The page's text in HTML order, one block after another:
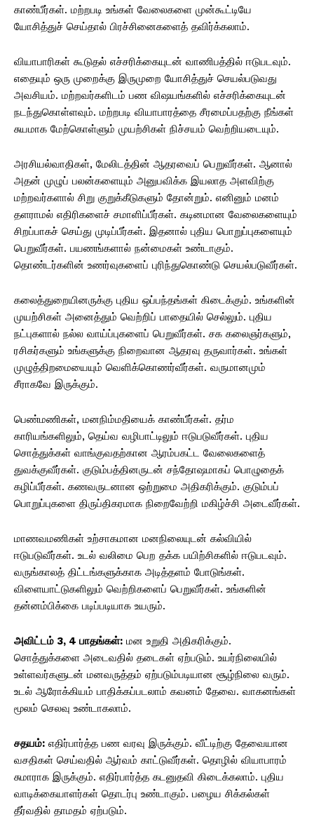
காண்பீர்கள். மற்றபடி உங்கள் வேலைகளை முன்கூட்டியே
யோசித்துச் செய்தால் பிரச்சினைகளைத் தவிர்க்கலாம்.
வியாபாரிகள் கூடுதல் எச்சரிக்கையுடன் வாணிபத்தில் ஈடுபடவும்.
எதையும் ஒரு முறைக்கு இருமுறை யோசித்துச் செயல்படுவது
அவசியம். மற்றவர்களிடம் பண விஷயங்களில் எச்சரிக்கையுடன்
நடந்துகொள்ளவும். மற்றபடி வியாபாரத்தை சீரமைப்பதற்கு நீங்கள்
சுயமாக மேற்கொள்ளும் முயற்சிகள் நிச்சயம் வெற்றியடையும்.
அரசியல்வாதிகள், மேலிடத்தின் ஆதரவைப் பெறுவீர்கள். ஆனால்
அதன் முழுப் பலன்களையும் அனுபவிக்க இயலாத அளவிற்கு
மற்றவர்களால் சிறு குறுக்கீடுகளும் தோன்றும். எனினும் மனம்
தளராமல் எதிரிகளைச் சமாளிப்பீர்கள். கடினமான வேலைகளையும்
சிறப்பாகச் செய்து முடிப்பீர்கள். இதனால் புதிய பொறுப்புகளையும்
பெறுவீர்கள். பயணங்களால் நன்மைகள் உண்டாகும்.
தொண்டர்களின் உணர்வுகளைப் புரிந்துகொண்டு செயல்படுவீர்கள்.
கலைத்துறையினருக்கு புதிய ஒப்பந்தங்கள் கிடைக்கும். உங்களின்
முயற்சிகள் அனைத்தும் வெற்றிப் பாதையில் செல்லும். புதிய
நட்புகளால் நல்ல வாய்ப்புகளைப் பெறுவீர்கள். சக கலைஞர்களும்,
ரசிகர்களும் உங்களுக்கு நிறைவான ஆதரவு தருவார்கள். உங்கள்
முழுத்திறமையையும் வெளிக்கொணர்வீர்கள். வருமானமும்
சீராகவே இருக்கும்.
பெண்மணிகள், மனநிம்மதியைக் காண்பீர்கள். தர்ம
காரியங்களிலும், தெய்வ வழிபாட்டிலும் ஈடுபடுவீர்கள். புதிய
சொத்துக்கள் வாங்குவதற்கான ஆரம்பகட்ட வேலைகளைத்
துவக்குவீர்கள். குடும்பத்தினருடன் சந்தோஷமாகப் பொழுதைக்
கழிப்பீர்கள். கணவருடனான ஒற்றுமை அதிகரிக்கும். குடும்பப்
பொறுப்புகளை திருப்திகரமாக நிறைவேற்றி மகிழ்ச்சி அடைவீர்கள்.
மாணவமணிகள் உற்சாகமான மனநிலையுடன் கல்வியில்
ஈடுபடுவீர்கள். உடல் வலிமை பெற தக்க பயிற்சிகளில் ஈடுபடவும்.
வருங்காலத் திட்டங்களுக்காக அடித்தளம் போடுங்கள்.
விளையாட்டுகளிலும் வெற்றிகளைப் பெறுவீர்கள். உங்களின்
தன்னம்பிக்கை படிப்படியாக உயரும்.
அவிட்டம் 3, 4 பாதங்கள்: மன உறுதி அதிகரிக்கும்.
சொத்துக்களை அடைவதில் தடைகள் ஏற்படும். உயர்நிலையில்
உள்ளவர்களுடன் மனவருத்தம் ஏற்படும்படியான சூழ்நிலை வரும்.
உடல் ஆரோக்கியம் பாதிக்கப்படலாம் கவனம் தேவை. வாகனங்கள்
மூலம் செலவு உண்டாகலாம்.
சதயம்: எதிர்பார்த்த பண வரவு இருக்கும். வீட்டிற்கு தேவையான
வசதிகள் செய்வதில் ஆர்வம் காட்டுவீர்கள். தொழில் வியாபாரம்
சுமாராக இருக்கும். எதிர்பார்த்த கடனுதவி கிடைக்கலாம். புதிய
வாடிக்கையாளர்கள் தொடர்பு உண்டாகும். பழைய சிக்கல்கள்
தீர்வதில் தாமதம் ஏற்படும்.